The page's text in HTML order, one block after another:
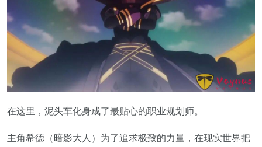
在这里，泥头车化身成了最贴心的职业规划师。
主角希德（暗影大人）为了追求极致的力量，在现实世界把